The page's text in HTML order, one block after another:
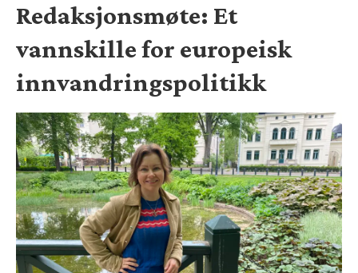
Redaksjonsmøte: Et
vannskille for europeisk
innvandringspolitikk